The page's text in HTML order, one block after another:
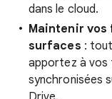
dans le cloud.
Maintenir vos
surfaces :
apportez à vos
synchronisées